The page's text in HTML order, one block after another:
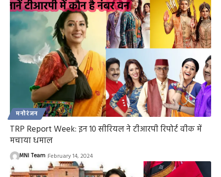
मनोरंजन
TRP Report Week: इन 10 सीरियल ने टीआरपी रिपोर्ट वीक में
मचाया धमाल
MNI Team February 14, 2024